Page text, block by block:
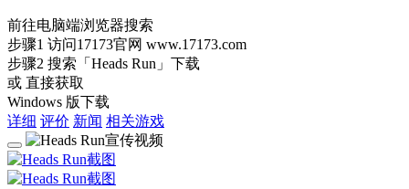
前往电脑端浏览器搜索
步骤1 访问17173官网 www.17173.com
步骤2 搜索 「Heads Run」 下载
或 直接获取
Windows 版下载
详细 评价 新闻 相关游戏